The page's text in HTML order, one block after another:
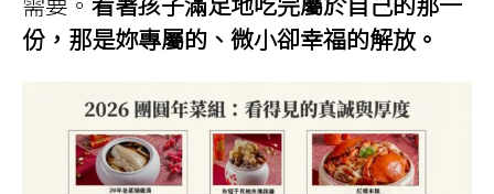
份，那是妳專屬的、微小卻幸福的解放。